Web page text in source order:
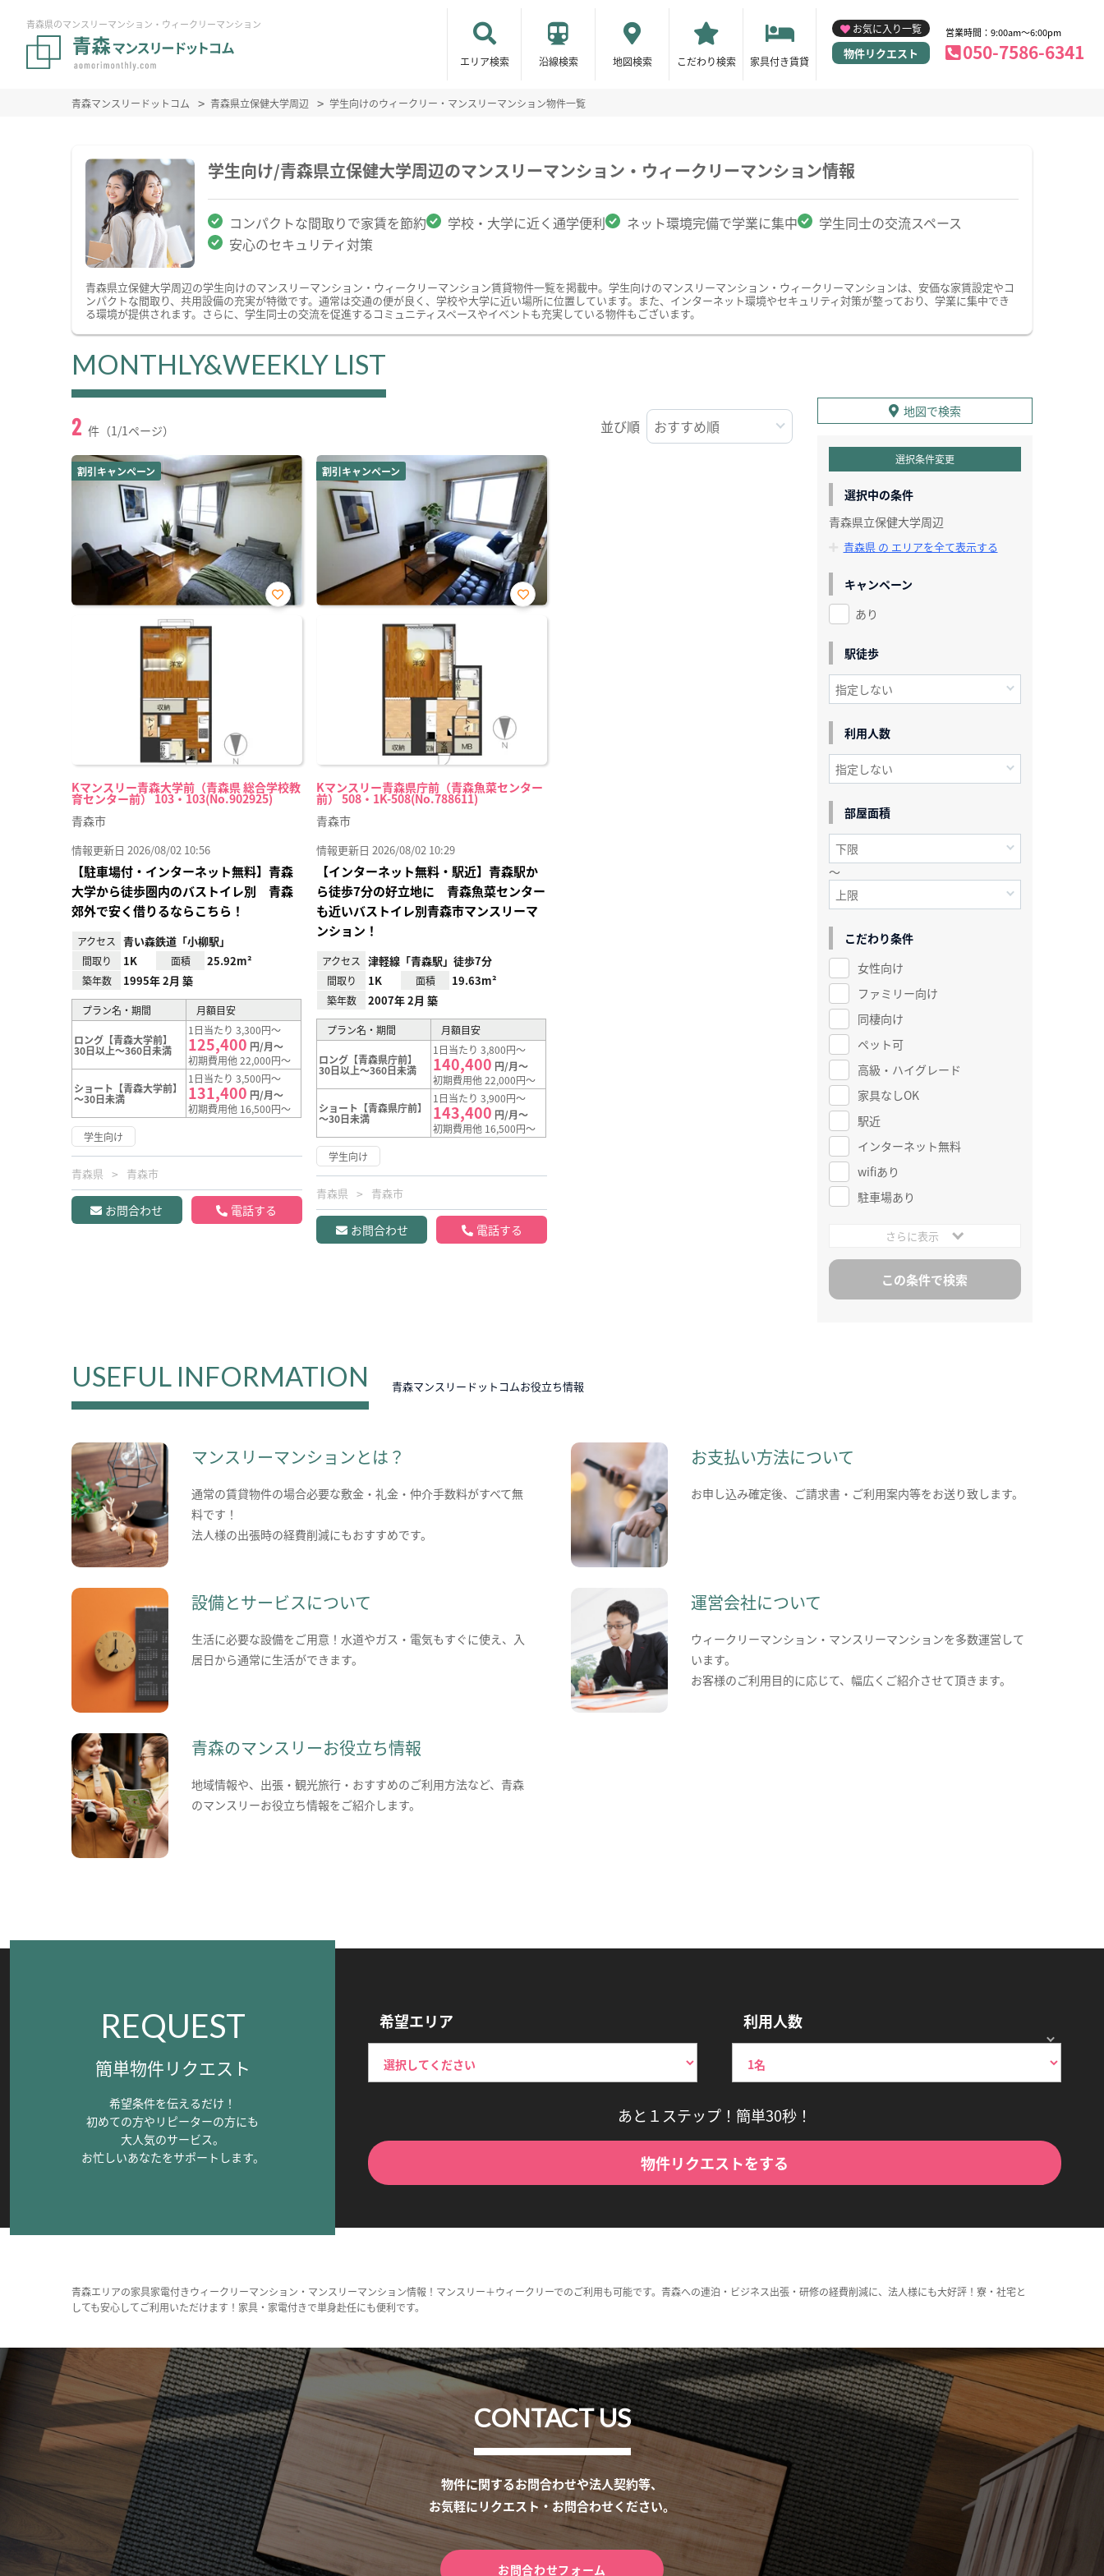
青森県のマンスリーマンション・ウィークリーマンション
エリア検索 沿線検索 地図検索 こだわり検索 家具付き賃貸
お気に入り一覧
物件リクエスト
営業時間：9:00am～6:00pm
050-7586-6341
青森マンスリードットコム 青森県立保健大学周辺 学生向けのウィークリー・マンスリーマンション物件一覧
学生向け/青森県立保健大学周辺のマンスリーマンション・ウィークリーマンション情報
コンパクトな間取りで家賃を節約 学校・大学に近く通学便利 ネット環境完備で学業に集中
学生同士の交流スペース
安心のセキュリティ対策
青森県立保健大学周辺の学生向けのマンスリーマンション・ウィークリーマンション賃貸物件一覧を掲載中。学生向けのマンスリーマンション・ウィークリーマンションは、安価な家賃設定やコ
ンパクトな間取り、共用設備の充実が特徴です。通常は交通の便が良く、学校や大学に近い場所に位置しています。また、インターネット環境やセキュリティ対策が整っており、学業に集中でき
る環境が提供されます。さらに、学生同士の交流を促進するコミュニティスペースやイベントも充実している物件もございます。
MONTHLY&WEEKLY LIST
2 件（1/1ページ） 並び順
割引キャンペーン
Kマンスリー青森大学前（青森県 総合学校教
育センター前） 103・103(No.902925)
お気
青森市
情報更新日 2026/08/02 10:56
【駐車場付・インターネット無料】青森
大学から徒歩圏内のバストイレ別 青森
郊外で安く借りるならこちら！
アクセス 青い森鉄道「小柳駅」
間取り 1K 面積 25.92m²
築年数 1995年 2月 築
プラン名・期間 月額目安
ロング【青森大学前】
30日以上～360日未満
1日当たり 3,300円～
125,400 円/月～
初期費用他 22,000円～
ショート【青森大学前】
～30日未満
1日当たり 3,500円～
131,400 円/月～
初期費用他 16,500円～
学生向け
青森県 青森市
お問合わせ 電話する
割引キャンペーン
Kマンスリー青森県庁前（青森魚菜センター
前） 508・1K-508(No.788611)
お気
青森市
情報更新日 2026/08/02 10:29
【インターネット無料・駅近】青森駅か
ら徒歩7分の好立地に 青森魚菜センター
も近いバストイレ別青森市マンスリーマ
ンション！
アクセス 津軽線「青森駅」徒歩7分
間取り 1K 面積 19.63m²
築年数 2007年 2月 築
プラン名・期間 月額目安
ロング【青森県庁前】
30日以上～360日未満
1日当たり 3,800円～
140,400 円/月～
初期費用他 22,000円～
ショート【青森県庁前】
～30日未満
1日当たり 3,900円～
143,400 円/月～
初期費用他 16,500円～
学生向け
青森県 青森市
お問合わせ 電話する
地図で検索
選択条件変更
選択中の条件
青森県立保健大学周辺
青森県 の エリアを全て表示する
キャンペーン
あり
駅徒歩
利用人数
部屋面積
～
こだわり条件
女性向け
ファミリー向け
同棲向け
ペット可
高級・ハイグレード
家具なしOK
駅近
インターネット無料
wifiあり
駐車場あり
さらに表示
USEFUL INFORMATION 青森マンスリードットコムお役立ち情報
マンスリーマンションとは？
通常の賃貸物件の場合必要な敷金・礼金・仲介手数料がすべて無
料です！
法人様の出張時の経費削減にもおすすめです。
お支払い方法について
お申し込み確定後、ご請求書・ご利用案内等をお送り致します。
設備とサービスについて
生活に必要な設備をご用意！水道やガス・電気もすぐに使え、入
居日から通常に生活ができます。
運営会社について
ウィークリーマンション・マンスリーマンションを多数運営して
います。
お客様のご利用目的に応じて、幅広くご紹介させて頂きます。
青森のマンスリーお役立ち情報
地域情報や、出張・観光旅行・おすすめのご利用方法など、青森
のマンスリーお役立ち情報をご紹介します。
REQUEST
簡単物件リクエスト
希望条件を伝えるだけ！
初めての方やリピーターの方にも
大人気のサービス。
お忙しいあなたをサポートします。
希望エリア 利用人数
あと１ステップ！簡単30秒！
物件リクエストをする
青森エリアの家具家電付きウィークリーマンション・マンスリーマンション情報！マンスリー＋ウィークリーでのご利用も可能です。青森への連泊・ビジネス出張・研修の経費削減に、法人様にも大好評！寮・社宅と
しても安心してご利用いただけます！家具・家電付きで単身赴任にも便利です。
CONTACT US
物件に関するお問合わせや法人契約等、
お気軽にリクエスト・お問合わせください。
お問合わせフォーム